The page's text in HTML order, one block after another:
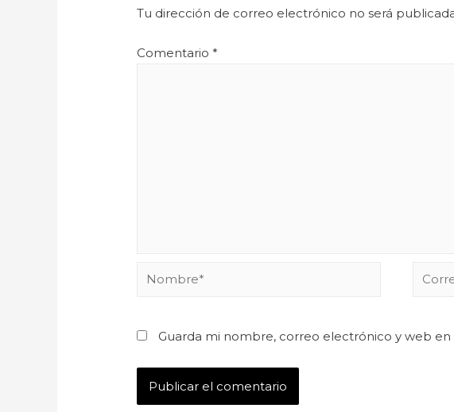
Tu dirección de correo electrónico no será
Comentario*
Guarda mi nombre, correo electrónico y web